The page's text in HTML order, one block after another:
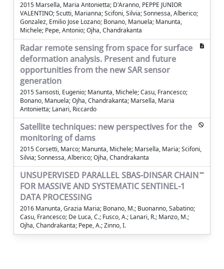
2015 Marsella, Maria Antonietta; D'Aranno, PEPPE JUNIOR
VALENTINO; Scutti, Marianna; Scifoni, Silvia; Sonnessa, Alberico;
Gonzalez, Emilio Jose Lozano; Bonano, Manuela; Manunta,
Michele; Pepe, Antonio; Ojha, Chandrakanta
Radar remote sensing from space for surface
deformation analysis. Present and future
opportunities from the new SAR sensor
generation
2015 Sansosti, Eugenio; Manunta, Michele; Casu, Francesco;
Bonano, Manuela; Ojha, Chandrakanta; Marsella, Maria
Antonietta; Lanari, Riccardo
Satellite techniques: new perspectives for the
monitoring of dams
2015 Corsetti, Marco; Manunta, Michele; Marsella, Maria; Scifoni,
Silvia; Sonnessa, Alberico; Ojha, Chandrakanta
UNSUPERVISED PARALLEL SBAS-DINSAR CHAIN
FOR MASSIVE AND SYSTEMATIC SENTINEL-1
DATA PROCESSING
2016 Manunta, Grazia Maria; Bonano, M.; Buonanno, Sabatino;
Casu, Francesco; De Luca, C.; Fusco, A.; Lanari, R.; Manzo, M.;
Ojha, Chandrakanta; Pepe, A.; Zinno, I.